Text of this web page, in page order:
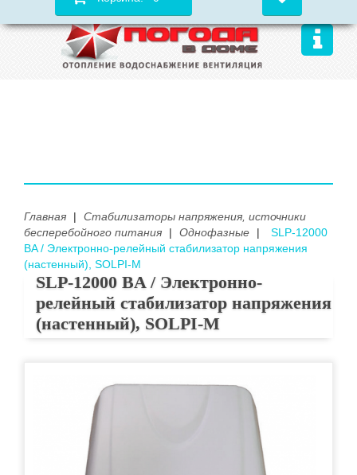
Главная |
Стабилизаторы напряжения, источники
бесперебойного питания
| Однофазные |
SLP-12000
BA / Электронно-релейный стабилизатор напряжения
(настенный), SOLPI-M
SLP-12000 BA / Электронно-
релейный стабилизатор напряжения
(настенный), SOLPI-M